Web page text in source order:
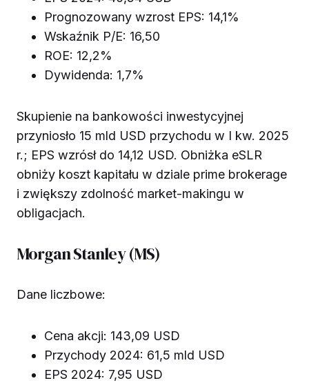
Prognozowany wzrost EPS: 14,1%
Wskaźnik P/E: 16,50
ROE: 12,2%
Dywidenda: 1,7%
Skupienie na bankowości inwestycyjnej
przyniosło 15 mld USD przychodu w I kw. 2025
r.; EPS wzrósł do 14,12 USD. Obniżka eSLR
obniży koszt kapitału w dziale prime brokerage
i zwiększy zdolność market-makingu w
obligacjach.
Morgan Stanley (MS)
Dane liczbowe:
Cena akcji: 143,09 USD
Przychody 2024: 61,5 mld USD
EPS 2024: 7,95 USD